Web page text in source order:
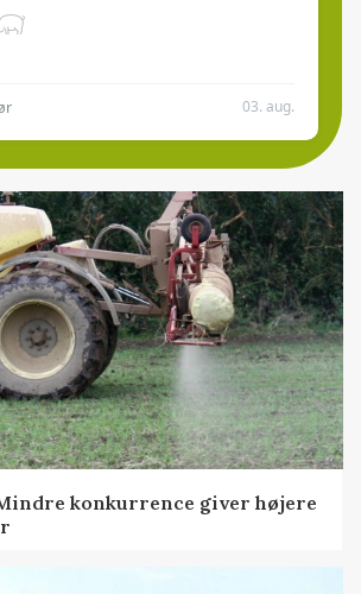
03. aug.
konkurrence giver højere